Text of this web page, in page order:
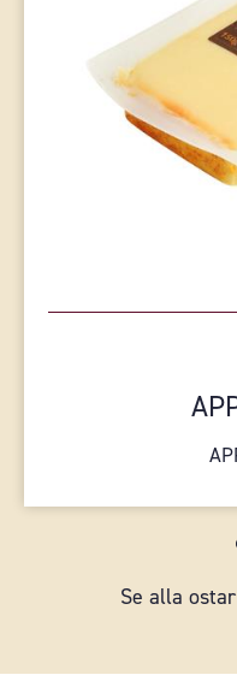
Se alla